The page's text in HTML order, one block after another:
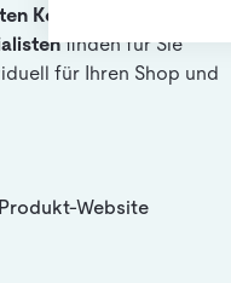
Konditionen
finden für Sie
für Ihren Shop und
Produkt-Website